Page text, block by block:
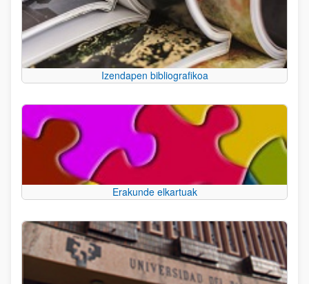
Izendapen bibliografikoa
Erakunde elkartuak